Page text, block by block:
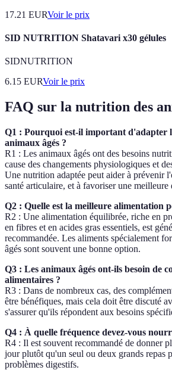
17.21 EURVoir le prix
SID NUTRITION Shatavari x30 gélules
SIDNUTRITION
6.15 EURVoir le prix
FAQ sur la nutrition des
Q1 : Pourquoi est-il important d'adapter
animaux âgés ?
R1 : Les animaux âgés ont des besoins
cause des changements physiologiques et
Une nutrition adaptée peut aider à prévenir
santé articulaire, et à favoriser une meilleure
Q2 : Quelle est la meilleure alimentation
R2 : Une alimentation équilibrée, riche en
en fibres et en acides gras essentiels, est
recommandée. Les aliments spécialement
âgés sont souvent une bonne option.
Q3 : Les animaux âgés ont-ils besoin de
alimentaires ?
R3 : Dans de nombreux cas, des
être bénéfiques, mais cela doit être discuté
s'assurer qu'ils répondent aux besoins
Q4 : À quelle fréquence devez-vous
R4 : Il est souvent recommandé de donner
jour plutôt qu'un seul ou deux grands repas
problèmes digestifs.